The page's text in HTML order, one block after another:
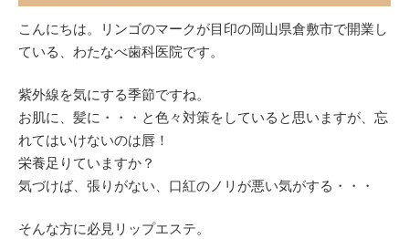
こんにちは。リンゴのマークが目印の岡山県倉敷市で開業し
ている、わたなべ歯科医院です。
紫外線を気にする季節ですね。
お肌に、髪に・・・と色々対策をしていると思いますが、忘
れてはいけないのは唇！
栄養足りていますか？
気づけば、張りがない、口紅のノリが悪い気がする・・・
そんな方に必見リップエステ。